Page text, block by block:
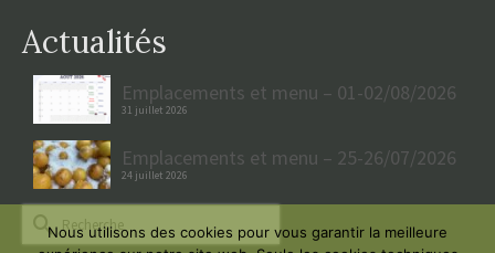
Actualités
Emplacements et menu – 01-02/08/2026
31 juillet 2026
Emplacements et menu – 25-26/07/2026
24 juillet 2026
Rechercher :
Nous utilisons des cookies pour vous garantir la meilleure